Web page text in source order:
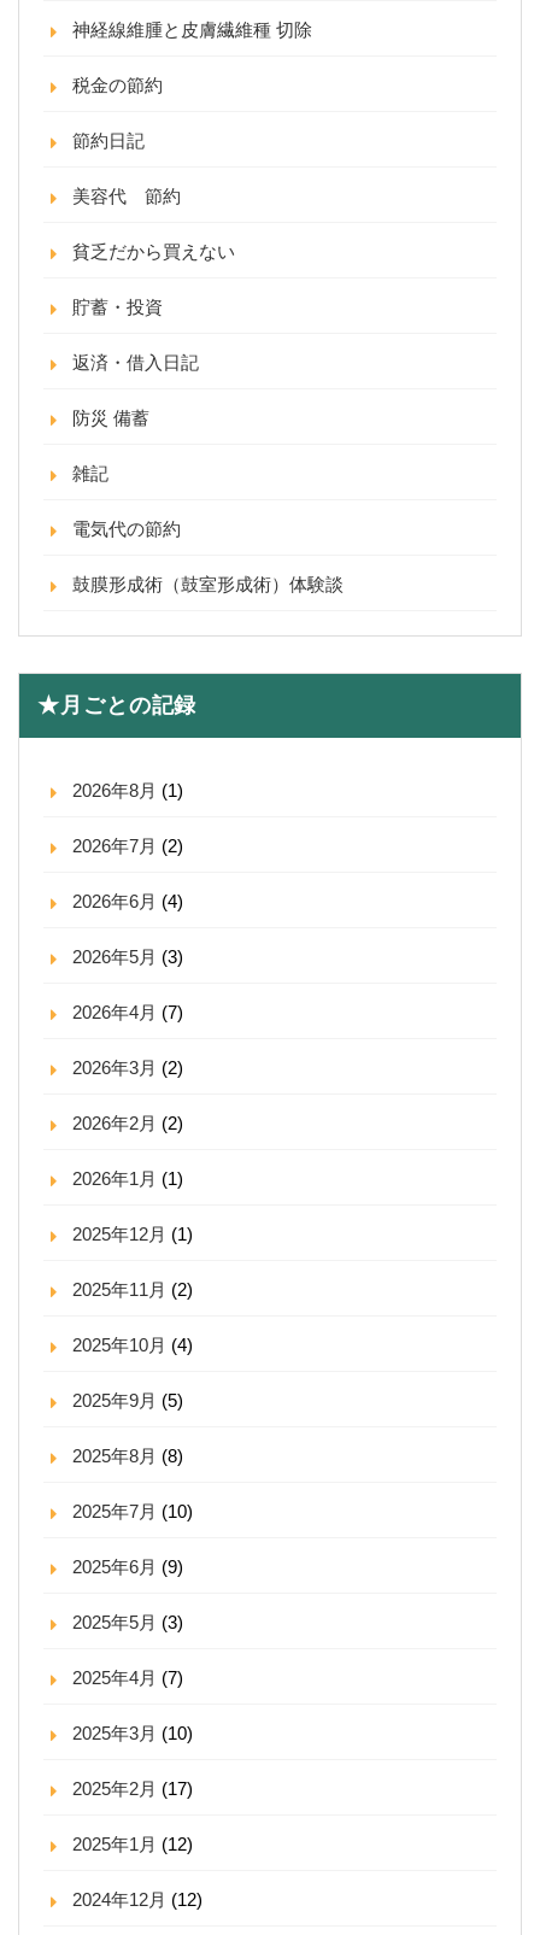
神経線維腫と皮膚繊維種 切除
税金の節約
節約日記
美容代 節約
貧乏だから買えない
貯蓄・投資
返済・借入日記
防災 備蓄
雑記
電気代の節約
鼓膜形成術（鼓室形成術）体験談
★月ごとの記録
2026年8月 (1)
2026年7月 (2)
2026年6月 (4)
2026年5月 (3)
2026年4月 (7)
2026年3月 (2)
2026年2月 (2)
2026年1月 (1)
2025年12月 (1)
2025年11月 (2)
2025年10月 (4)
2025年9月 (5)
2025年8月 (8)
2025年7月 (10)
2025年6月 (9)
2025年5月 (3)
2025年4月 (7)
2025年3月 (10)
2025年2月 (17)
2025年1月 (12)
2024年12月 (12)